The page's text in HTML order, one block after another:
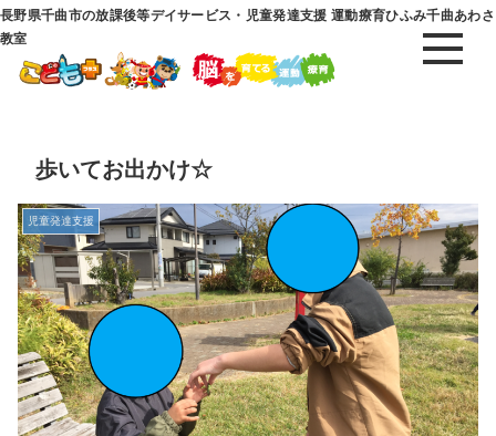
長野県千曲市の放課後等デイサービス・児童発達支援 運動療育ひふみ千曲あわさ
教室
歩いてお出かけ☆
児童発達支援